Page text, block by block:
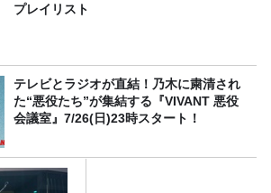
プレイリスト
テレビとラジオが直結！乃木に粛清され
た“悪役たち”が集結する『VIVANT 悪役
会議室』7/26(日)23時スタート！